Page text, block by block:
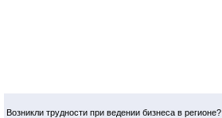
Возникли трудности при ведении бизнеса в регионе?